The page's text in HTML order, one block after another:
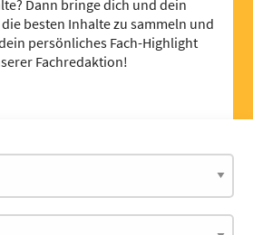
Dann bringe dich und dein
besten Inhalte zu sammeln und
persönliches Fach-Highlight
Fachredaktion!